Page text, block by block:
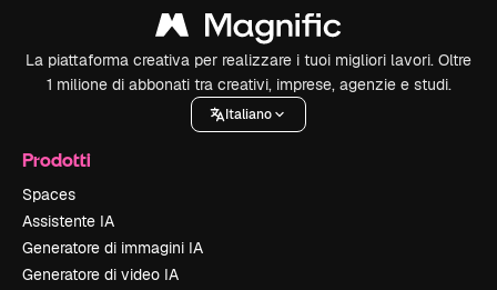
La piattaforma creativa per realizzare i tuoi migliori lavori. Oltre
1 milione di abbonati tra creativi, imprese, agenzie e studi.
Italiano
Prodotti
Spaces
Assistente IA
Generatore di immagini IA
Generatore di video IA